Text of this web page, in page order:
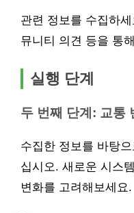
관련 정보를 수집하
뮤니티 의견 등을 통
실행 단계
두 번째 단계: 교통
수집한 정보를 바탕
십시오. 새로운 시스
변화를 고려해보세요.